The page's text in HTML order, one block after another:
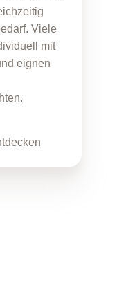
Viele
mit
eignen